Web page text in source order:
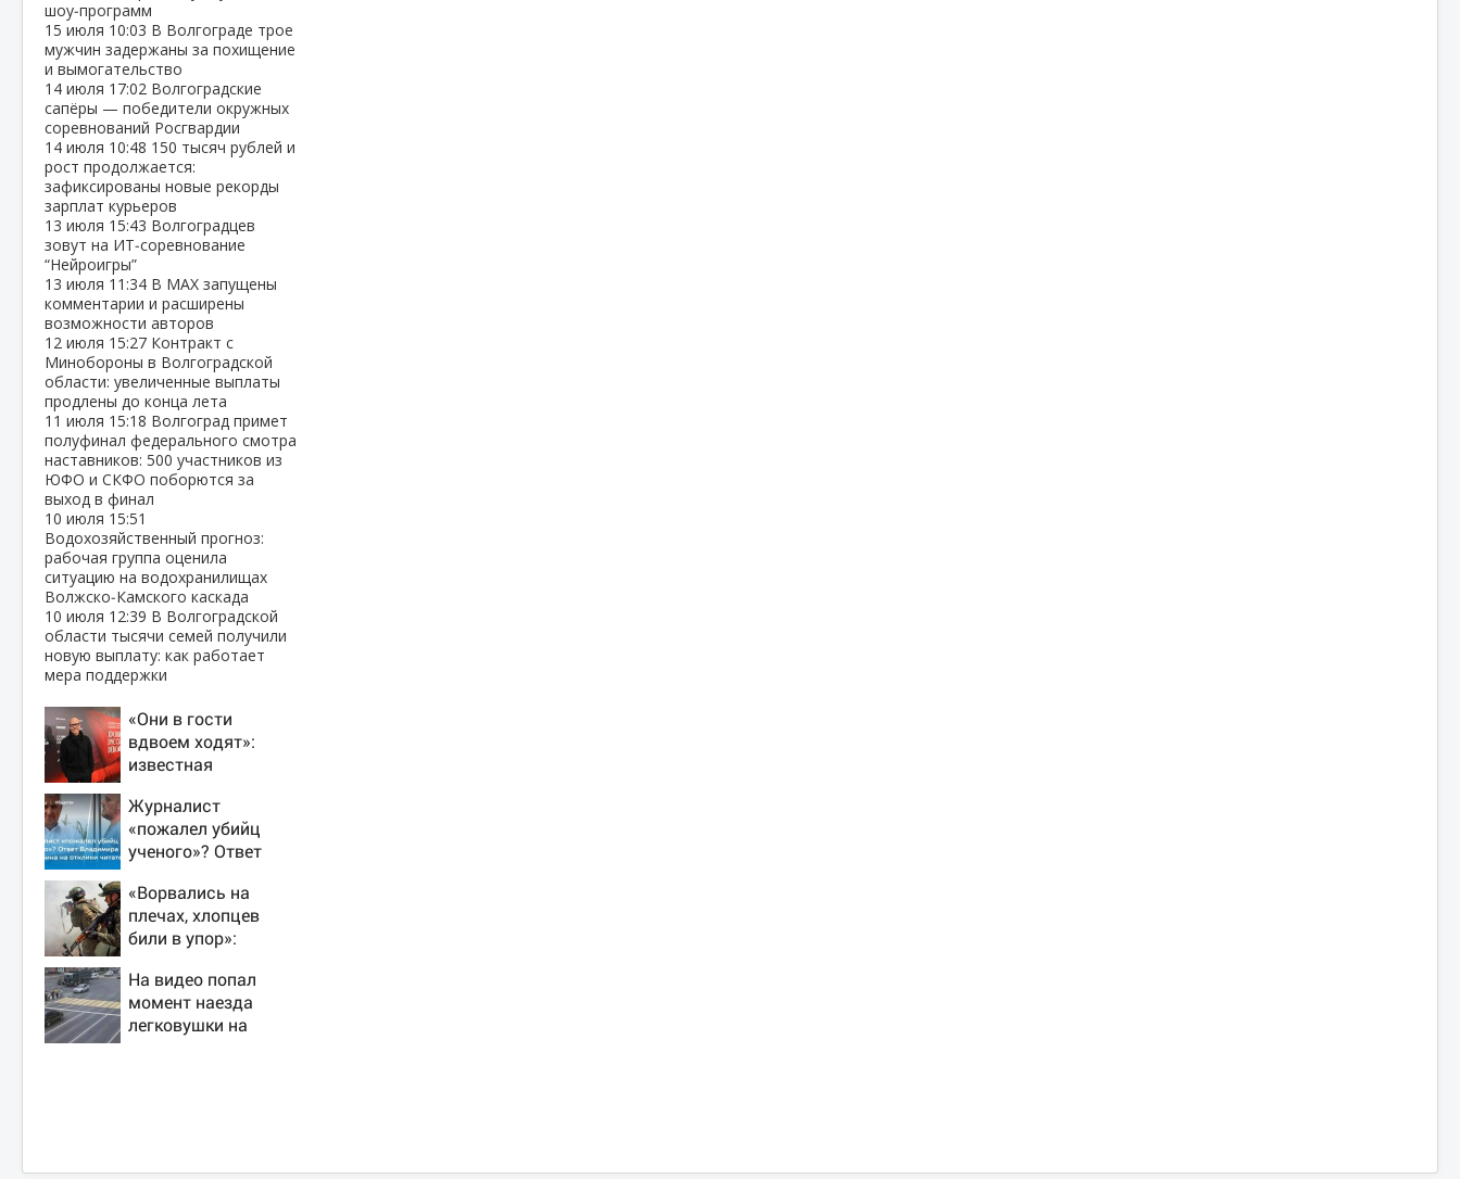
шоу‑программ
15 июля 10:03 В Волгограде трое
мужчин задержаны за похищение
и вымогательство
14 июля 17:02 Волгоградские
сапёры — победители окружных
соревнований Росгвардии
14 июля 10:48 150 тысяч рублей и
рост продолжается:
зафиксированы новые рекорды
зарплат курьеров
13 июля 15:43 Волгоградцев
зовут на ИТ‑соревнование
“Нейроигры”
13 июля 11:34 В МАХ запущены
комментарии и расширены
возможности авторов
12 июля 15:27 Контракт с
Минобороны в Волгоградской
области: увеличенные выплаты
продлены до конца лета
11 июля 15:18 Волгоград примет
полуфинал федерального смотра
наставников: 500 участников из
ЮФО и СКФО поборются за
выход в финал
10 июля 15:51
Водохозяйственный прогноз:
рабочая группа оценила
ситуацию на водохранилищах
Волжско‑Камского каскада
10 июля 12:39 В Волгоградской
области тысячи семей получили
новую выплату: как работает
мера поддержки
«Они в гости
вдвоем ходят»:
известная
подтвердила роман
Бондарчука и
Исаковой
Журналист
«пожалел убийц
ученого»? Ответ
Ворсобина на
отклики читателей
«Ворвались на
плечах, хлопцев
били в упор»:
Дружковка стала
могильником для
«птах Мадьяра»
На видео попал
момент наезда
легковушки на